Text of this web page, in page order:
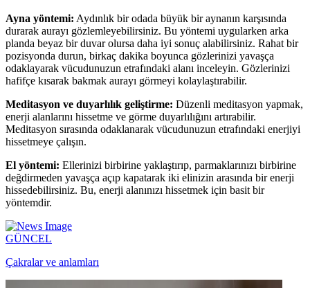
Ayna yöntemi: Aydınlık bir odada büyük bir aynanın karşısında
durarak aurayı gözlemleyebilirsiniz. Bu yöntemi uygularken arka
planda beyaz bir duvar olursa daha iyi sonuç alabilirsiniz. Rahat bir
pozisyonda durun, birkaç dakika boyunca gözlerinizi yavaşça
odaklayarak vücudunuzun etrafındaki alanı inceleyin. Gözlerinizi
hafifçe kısarak bakmak aurayı görmeyi kolaylaştırabilir.
Meditasyon ve duyarlılık geliştirme: Düzenli meditasyon yapmak,
enerji alanlarını hissetme ve görme duyarlılığını artırabilir.
Meditasyon sırasında odaklanarak vücudunuzun etrafındaki enerjiyi
hissetmeye çalışın.
El yöntemi: Ellerinizi birbirine yaklaştırıp, parmaklarınızı birbirine
değdirmeden yavaşça açıp kapatarak iki elinizin arasında bir enerji
hissedebilirsiniz. Bu, enerji alanınızı hissetmek için basit bir
yöntemdir.
GÜNCEL
Çakralar ve anlamları